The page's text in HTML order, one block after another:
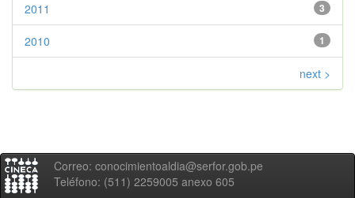
3
2011
1
2010
next >
Correo: conocimientoaldia@serfor.gob.pe
Teléfono: (511) 2259005 anexo 605